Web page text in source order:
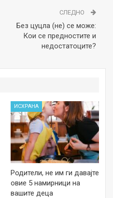
СЛЕДНО
Без цуцла (не) се може:
Кои се предностите и
недостатоците?
ИСХРАНА
Родители, не им ги давајте
овие 5 намирници на
вашите деца